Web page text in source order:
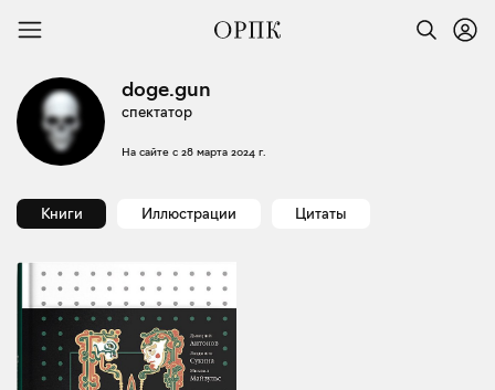
doge.gun
спектатор
На сайте с 28 марта 2024 г.
Книги Иллюстрации Цитаты